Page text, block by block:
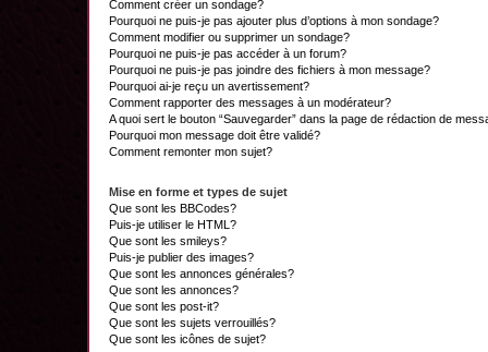
Comment créer un sondage?
Pourquoi ne puis-je pas ajouter plus d’options à mon sondage?
Comment modifier ou supprimer un sondage?
Pourquoi ne puis-je pas accéder à un forum?
Pourquoi ne puis-je pas joindre des fichiers à mon message?
Pourquoi ai-je reçu un avertissement?
Comment rapporter des messages à un modérateur?
A quoi sert le bouton “Sauvegarder” dans la page de rédaction de
Pourquoi mon message doit être validé?
Comment remonter mon sujet?
Mise en forme et types de sujet
Que sont les BBCodes?
Puis-je utiliser le HTML?
Que sont les smileys?
Puis-je publier des images?
Que sont les annonces générales?
Que sont les annonces?
Que sont les post-it?
Que sont les sujets verrouillés?
Que sont les icônes de sujet?